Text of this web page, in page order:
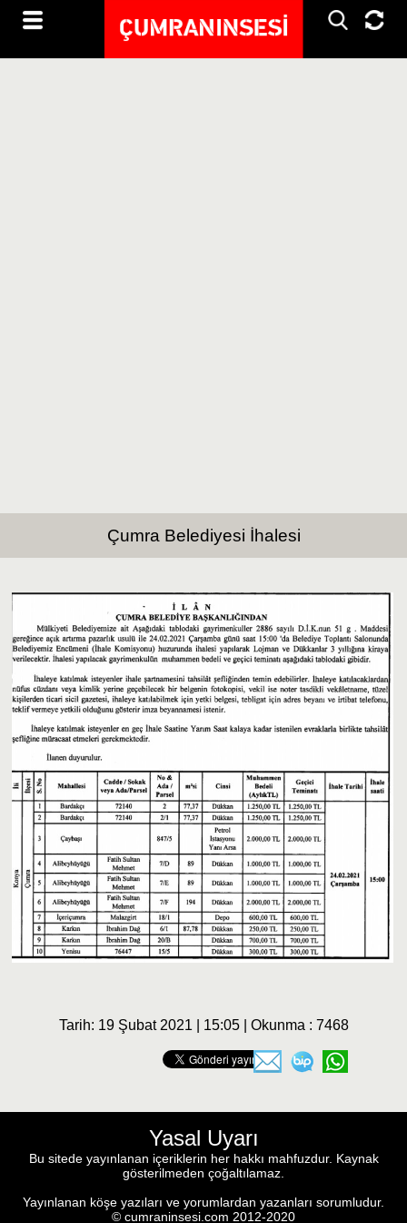
Çumra Belediyesi İhalesi
Tarih: 19 Şubat 2021 | 15:05 | Okunma : 7468
Yasal Uyarı
Bu sitede yayınlanan içeriklerin her hakkı mahfuzdur. Kaynak
gösterilmeden çoğaltılamaz.
Yayınlanan köşe yazıları ve yorumlardan yazanları sorumludur.
© cumraninsesi.com 2012-2020